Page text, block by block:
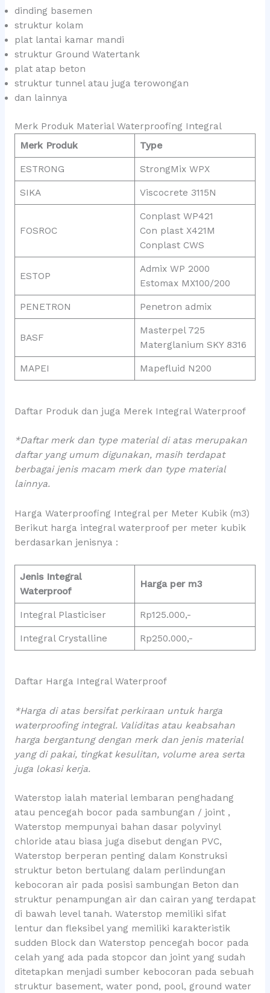
dinding basemen
struktur kolam
plat lantai kamar mandi
struktur Ground Watertank
plat atap beton
struktur tunnel atau juga terowongan
dan lainnya
Merk Produk Material Waterproofing Integral
Merk Produk
Type
ESTRONG StrongMix WPX
SIKA Viscocrete 3115N
FOSROC
Conplast WP421
Con plast X421M
Conplast CWS
ESTOP
Admix WP 2000
Estomax MX100/200
PENETRON Penetron admix
BASF
Masterpel 725
Materglanium SKY 8316
MAPEI Mapefluid N200
Daftar Produk dan juga Merek Integral Waterproof
*Daftar merk dan type material di atas merupakan
daftar yang umum digunakan, masih terdapat
berbagai jenis macam merk dan type material
lainnya.
Harga Waterproofing Integral per Meter Kubik (m3)
Berikut harga integral waterproof per meter kubik
berdasarkan jenisnya :
Jenis Integral
Waterproof
Harga per m3
Integral Plasticiser Rp125.000,-
Integral Crystalline Rp250.000,-
Daftar Harga Integral Waterproof
*Harga di atas bersifat perkiraan untuk harga
waterproofing integral. Validitas atau keabsahan
harga bergantung dengan merk dan jenis material
yang di pakai, tingkat kesulitan, volume area serta
juga lokasi kerja.
Waterstop ialah material lembaran penghadang
atau pencegah bocor pada sambungan / joint ,
Waterstop mempunyai bahan dasar polyvinyl
chloride atau biasa juga disebut dengan PVC,
Waterstop berperan penting dalam Konstruksi
struktur beton bertulang dalam perlindungan
kebocoran air pada posisi sambungan Beton dan
struktur penampungan air dan cairan yang terdapat
di bawah level tanah. Waterstop memiliki sifat
lentur dan fleksibel yang memiliki karakteristik
sudden Block dan Waterstop pencegah bocor pada
celah yang ada pada stopcor dan joint yang sudah
ditetapkan menjadi sumber kebocoran pada sebuah
struktur basement, water pond, pool, ground water